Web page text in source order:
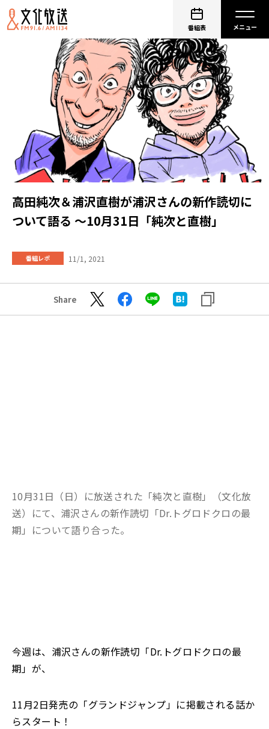
番組表
高田純次＆浦沢直樹が浦沢さんの新作読切に
ついて語る 〜10月31日「純次と直樹」
番組レポ 11/1, 2021
Share
10月31日（日）に放送された「純次と直樹」（文化放
送）にて、浦沢さんの新作読切「Dr.トグロドクロの最
期」について語り合った。
今週は、浦沢さんの新作読切「Dr.トグロドクロの最
期」が、
11月2日発売の「グランドジャンプ」に掲載される話か
らスタート！